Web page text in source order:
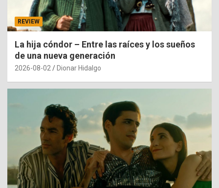
REVIEW
La hija cóndor – Entre las raíces y los sueños
de una nueva generación
2026-08-02 Dionar Hidalgo